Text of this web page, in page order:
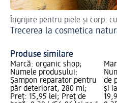
Îngrijire pentru piele și corp:
Trecerea la cosmetica
Produse similare
Marcă: organic shop;
Numele produsului:
Șampon reparator pentru
păr deteriorat, 280 ml;
Preț: 15,95 lei; Preț de
de
și